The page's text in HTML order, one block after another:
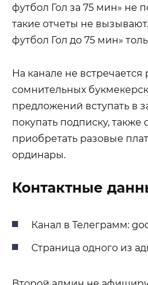
футбол Гол за 75 мин» не
такие отчеты не
футбол Гол до 75 мин»
На канале не встречается
сомнительных
предложений вступать в
покупать подписку, также
приобретать разовые
ординары.
Контактные
Канал в Телеграмм:
Страница одного из